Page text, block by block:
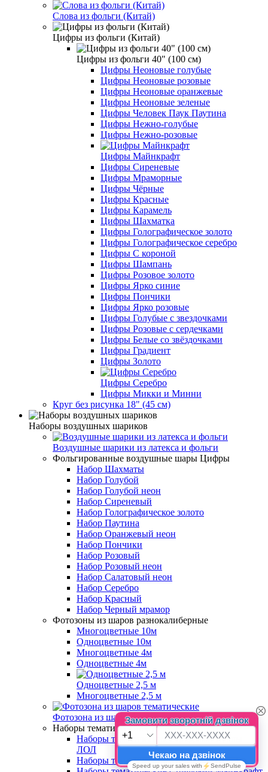
Слова из фольги (Китай)
Цифры из фольги (Китай)
Цифры из фольги 40" (100 см)
Цифры Неоновые голубые
Цифры Неоновые розовые
Цифры Неоновые оранжевые
Цифры Неоновые зеленые
Цифры Человек Паук Паутина
Цифры Нежно-голубые
Цифры Нежно-розовые
Цифры Майнкрафт
Цифры Сиреневые
Цифры Мраморные
Цифры Чёрные
Цифры Красные
Цифры Карамель
Цифры Шахматка
Цифры Голографическое золото
Цифры Голографическое серебро
Цифры С короной
Цифры Шампань
Цифры Розовое золото
Цифры Ярко синие
Цифры Пончики
Цифры Ярко розовые
Цифры Голубые с звездочками
Цифры Розовые с сердечками
Цифры Белые со звёздочками
Цифры Градиент
Цифры Золото
Цифры Серебро
Цифры Микки и Минни
Круг без рисунка 18" (45 см)
Наборы воздушных шариков
Воздушные шарики из латекса и фольги
Фольгированные воздушные шары Цифры
Набор Шахматы
Набор Голубой
Набор Голубой неон
Набор Сиреневый
Набор Голографическое золото
Набор Паутина
Набор Оранжевый неон
Набор Пончики
Набор Розовый
Набор Розовый неон
Набор Салатовый неон
Набор Серебро
Набор Красный
Набор Черный мрамор
Фотозоны из шаров разнокалиберные
Многоцветные 10м
Одноцветные 10м
Многоцветные 4м
Одноцветные 4м
Одноцветные 2,5 м
Многоцветные 2,5 м
Фотозона из шаров тематические
Наборы тематические с цифрами
Наборы тематические с цифрами Куклы
ЛОЛ
Наборы тематические с цифрами Куроми